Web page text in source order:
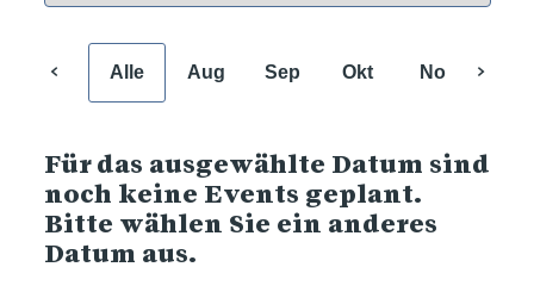
Alle Aug Sep Okt Nov
Für das ausgewählte Datum sind
noch keine Events geplant.
Bitte wählen Sie ein anderes
Datum aus.